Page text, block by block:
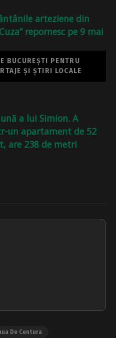
arteziene din
repornesc pe 9 mai
BUCUREȘTI PENTRU
ȘI ȘTIRI LOCALE
a lui Simion. A
un apartament de 52
are 238 de metri
De Centura